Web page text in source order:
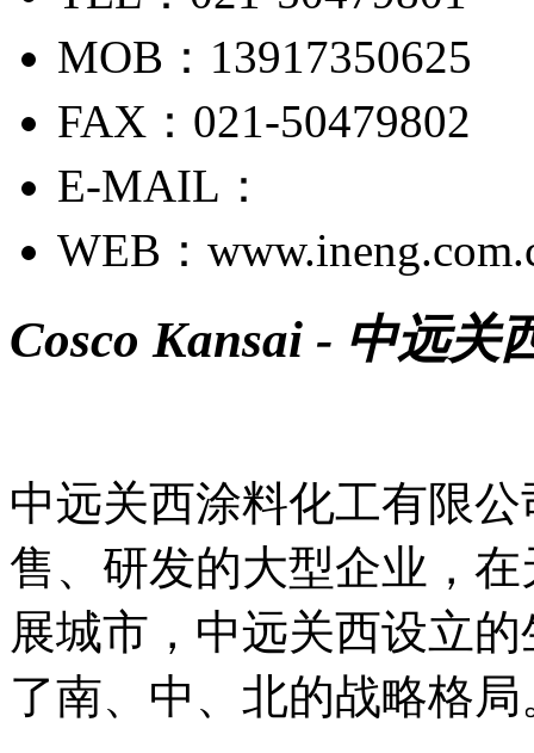
MOB：13917350625
FAX：021-50479802
E-MAIL：
WEB：
Cosco Kansai - 中远关
中远关西涂料化工有限
售、研发的大型企业，
展城市，中远关西设立
了南、中、北的战略格局